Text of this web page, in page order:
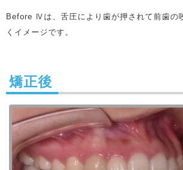
Before Ⅳは、舌圧により歯が押されて前歯の
くイメージです。
矯正後